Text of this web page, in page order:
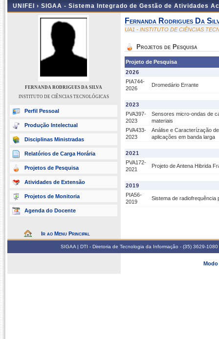
UNIFEI › SIGAA - Sistema Integrado de Gestão de Atividades
FERNANDA RODRIGUES DA SILVA
INSTITUTO DE CIÊNCIAS TECNOLÓGICAS
Perfil Pessoal
Produção Intelectual
Disciplinas Ministradas
Relatórios de Carga Horária
Projetos de Pesquisa
Atividades de Extensão
Projetos de Monitoria
Agenda do Docente
Ir ao Menu Principal
Fernanda Rodrigues Da
UA1 - INSTITUTO DE CIÊNCIAS
Projetos de Pesquisa
Projeto de Pesquisa
2026
PIA744-
2026
Dromedário Errante
2023
PVA397-
2023
Sensores micro-ondas de
materiais
PVA433-
2023
Análise e Caracterízação
aplicações em banda larga
2021
PVA172-
2021
Projeto de Antena Hibrida
2019
PIA56-
2019
Sistema de
SIGAA | DTI - Diretoria de Tecnologia da Informação - (35) 3629-
Modo